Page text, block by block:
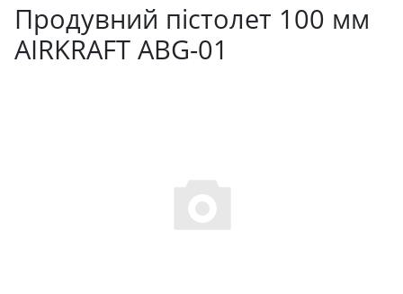
Продувний пістолет 100 мм
AIRKRAFT ABG-01